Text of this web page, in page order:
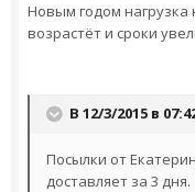
Новым годом
возрастёт и сроки
В 12/3/2015 в
Посылки от
доставляет за 3 дня.